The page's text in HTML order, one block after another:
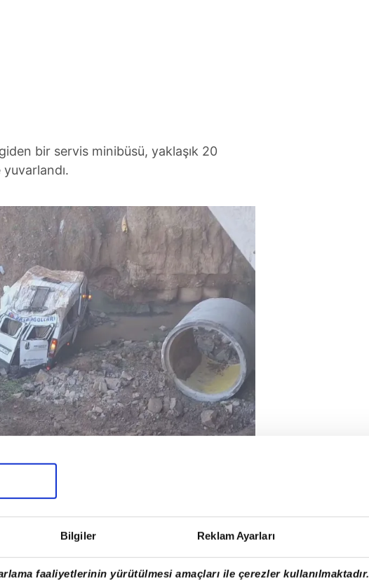
Bilgiler Reklam Ayarları
faaliyetlerinin yürütülmesi amaçları ile çerezler kullanılmaktadır.
bir servis minibüsü, yaklaşık 20
(Fotoğraf: DHA)
hayatını kaybettiğini, 14 kişinin de